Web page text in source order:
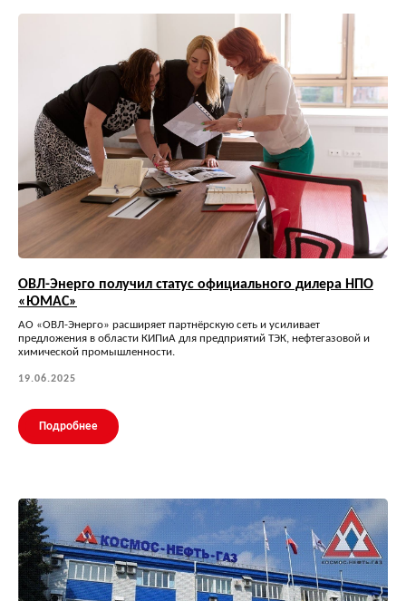
ОВЛ-Энерго получил статус официального дилера НПО
«ЮМАС»
АО «ОВЛ-Энерго» расширяет партнёрскую сеть и усиливает
предложения в области КИПиА для предприятий ТЭК, нефтегазовой и
химической промышленности.
19.06.2025
Подробнее